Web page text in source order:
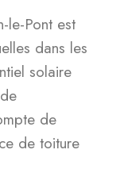
le-Pont est
dans les
solaire
de
de toiture